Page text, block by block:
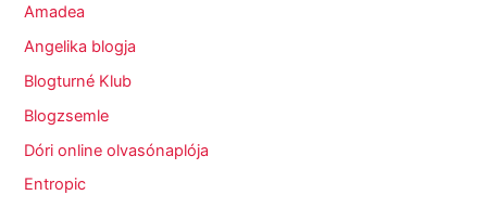
Amadea
Angelika blogja
Blogturné Klub
Blogzsemle
Dóri online olvasónaplója
Entropic